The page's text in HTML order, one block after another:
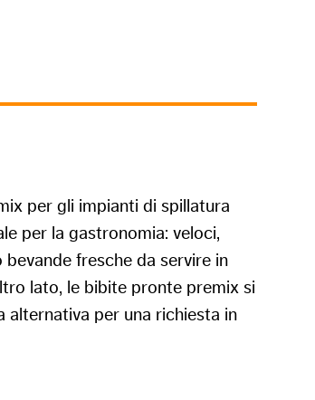
per gli impianti di spillatura
per la gastronomia: veloci,
fresche da servire in
lato, le bibite pronte premix si
alternativa per una richiesta in